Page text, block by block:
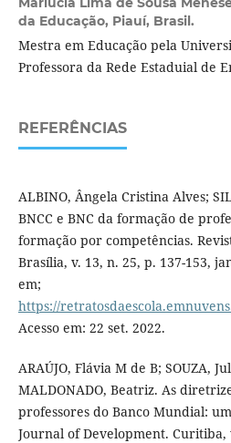
da Educação, Piauí, Brasil.
Mestra em Educação pela
Professora da Rede Estaduial de
REFERÊNCIAS
ALBINO, Ângela Cristina Alves;
BNCC e BNC da formação de
formação por competências.
Brasília, v. 13, n. 25, p. 137-153,
em;
https://
Acesso em: 22 set. 2022.
ARAÚJO, Flávia M de B; SOUZA,
MALDONADO, Beatriz. As
professores do Banco Mundial:
Journal of Development. Curitiba,